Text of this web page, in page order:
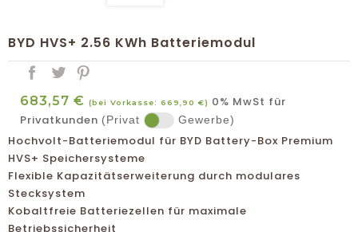
BYD HVS+ 2.56 KWh Batteriemodul
683,57 € (bei Vorkasse: 669,90 €)
0% MwSt für
Privatkunden (Privat Gewerbe)
Hochvolt-Batteriemodul für BYD Battery-Box Premium
HVS+ Speichersysteme
Flexible Kapazitätserweiterung durch modulares
Stecksystem
Kobaltfreie Batteriezellen für maximale
Betriebssicherheit